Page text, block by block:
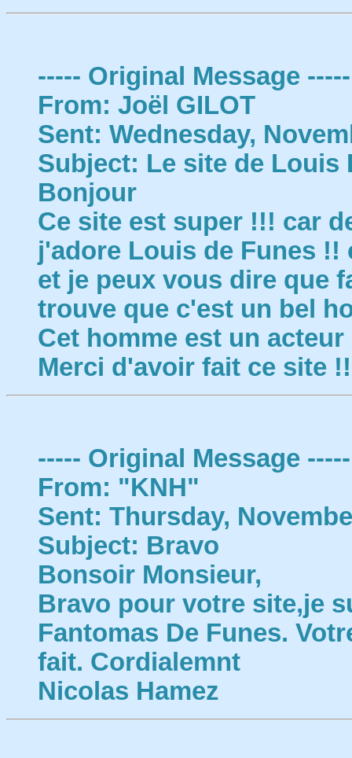
----- Original Message -----
From: Joël GILOT
Sent: Wednesday,
Subject: Le site de Louis
Bonjour
Ce site est super !!! car
j'adore Louis de Funes
et je peux vous dire que
trouve que c'est un bel
Cet homme est un
Merci d'avoir fait ce site
----- Original Message -----
From: "KNH"
Sent: Thursday,
Subject: Bravo
Bonsoir Monsieur,
Bravo pour votre site,je
Fantomas De Funes.
fait. Cordialemnt
Nicolas Hamez